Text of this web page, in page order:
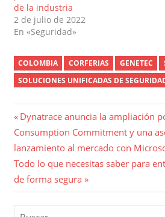
de la industria
2 de julio de 2022
En «Seguridad»
COLOMBIA CORFERIAS GENETEC
SOLUCIONES UNIFICADAS DE
Navegación
de
entradas
Entrada
anterior:
Dynatrace anuncia la ampliación
Consumption Commitment y una
lanzamiento al mercado con
Entrada
siguiente:
Todo lo que necesitas saber para
de forma segura